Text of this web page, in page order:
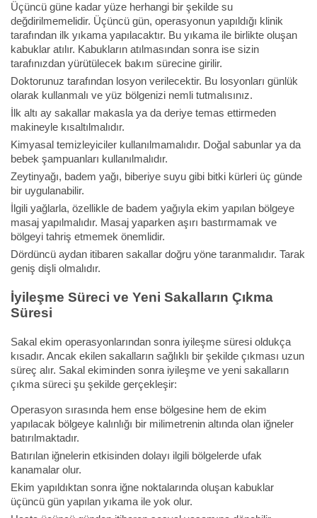
Üçüncü güne kadar yüze herhangi bir şekilde su
değdirilmemelidir. Üçüncü gün, operasyonun yapıldığı klinik
tarafından ilk yıkama yapılacaktır. Bu yıkama ile birlikte oluşan
kabuklar atılır. Kabukların atılmasından sonra ise sizin
tarafınızdan yürütülecek bakım sürecine girilir.
Doktorunuz tarafından losyon verilecektir. Bu losyonları günlük
olarak kullanmalı ve yüz bölgenizi nemli tutmalısınız.
İlk altı ay sakallar makasla ya da deriye temas ettirmeden
makineyle kısaltılmalıdır.
Kimyasal temizleyiciler kullanılmamalıdır. Doğal sabunlar ya da
bebek şampuanları kullanılmalıdır.
Zeytinyağı, badem yağı, biberiye suyu gibi bitki kürleri üç günde
bir uygulanabilir.
İlgili yağlarla, özellikle de badem yağıyla ekim yapılan bölgeye
masaj yapılmalıdır. Masaj yaparken aşırı bastırmamak ve
bölgeyi tahriş etmemek önemlidir.
Dördüncü aydan itibaren sakallar doğru yöne taranmalıdır. Tarak
geniş dişli olmalıdır.
İyileşme Süreci ve Yeni Sakalların Çıkma
Süresi
Sakal ekim operasyonlarından sonra iyileşme süresi oldukça
kısadır. Ancak ekilen sakalların sağlıklı bir şekilde çıkması uzun
süreç alır. Sakal ekiminden sonra iyileşme ve yeni sakalların
çıkma süreci şu şekilde gerçekleşir:
Operasyon sırasında hem ense bölgesine hem de ekim
yapılacak bölgeye kalınlığı bir milimetrenin altında olan iğneler
batırılmaktadır.
Batırılan iğnelerin etkisinden dolayı ilgili bölgelerde ufak
kanamalar olur.
Ekim yapıldıktan sonra iğne noktalarında oluşan kabuklar
üçüncü gün yapılan yıkama ile yok olur.